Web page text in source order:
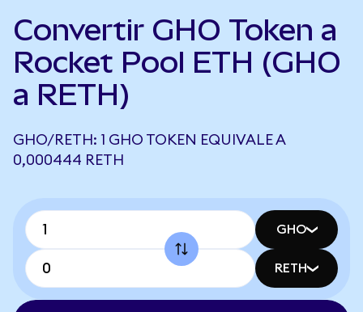
Convertir GHO Token a
Rocket Pool ETH (GHO
a RETH)
GHO/RETH: 1 GHO TOKEN EQUIVALE A
0,000444 RETH
GHO
RETH